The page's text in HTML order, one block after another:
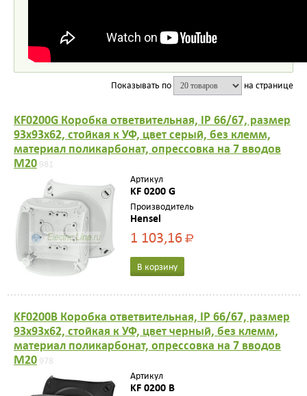
Показывать по на странице
KF0200G Коробка ответвительная, IP 66/67, размер
93х93х62, стойкая к УФ, цвет серый, без клемм,
материал поликарбонат, опрессовка на 7 вводов
M20 981
Артикул
KF 0200 G
Производитель
Hensel
1 103,16Р
В корзину
KF0200B Коробка ответвительная, IP 66/67, размер
93х93х62, стойкая к УФ, цвет черный, без клемм,
материал поликарбонат, опрессовка на 7 вводов
M20 978
Артикул
KF 0200 B